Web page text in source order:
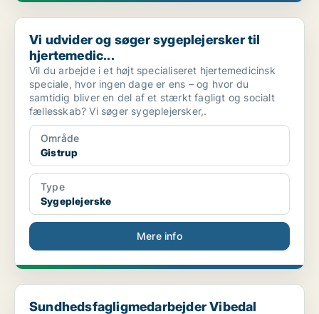
Vi udvider og søger sygeplejersker til hjertemedic...
Vi udvider og søger sygeplejersker til
hjertemedic...
Vil du arbejde i et højt specialiseret hjertemedicinsk
speciale, hvor ingen dage er ens – og hvor du
samtidig bliver en del af et stærkt fagligt og socialt
fællesskab? Vi søger sygeplejersker,.
Område
Gistrup
Type
Sygeplejerske
Mere info
Sundhedsfagligmedarbejder Vibedal Plejecenter
Sundhedsfagligmedarbejder Vibedal